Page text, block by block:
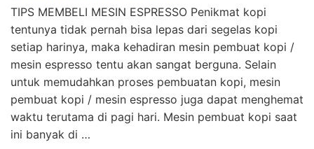
TIPS MEMBELI MESIN ESPRESSO Penikmat kopi
tentunya tidak pernah bisa lepas dari segelas kopi
setiap harinya, maka kehadiran mesin pembuat kopi /
mesin espresso tentu akan sangat berguna. Selain
untuk memudahkan proses pembuatan kopi, mesin
pembuat kopi / mesin espresso juga dapat menghemat
waktu terutama di pagi hari. Mesin pembuat kopi saat
ini banyak di …